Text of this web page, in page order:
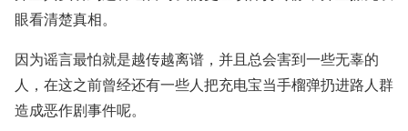
眼看清楚真相。
因为谣言最怕就是越传越离谱，并且总会害到一些无辜的
人，在这之前曾经还有一些人把充电宝当手榴弹扔进路人群
造成恶作剧事件呢。